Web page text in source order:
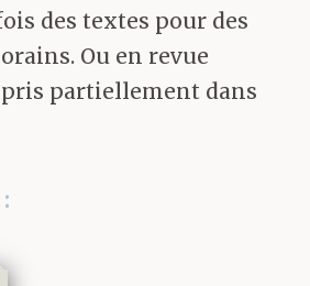
des textes pour des
Ou en revue
partiellement dans